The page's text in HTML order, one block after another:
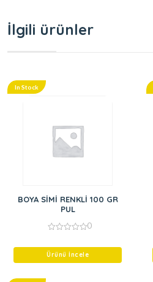
İlgili ürünler
In Stock
BOYA SİMİ RENKLİ 100 GR
PUL
of
0
Ürünü İncele